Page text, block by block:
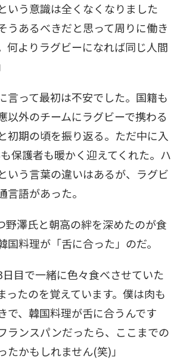
いう意識は全くなくなりました
うあるべきだと思って周りに働き
何よりラグビーになれば同じ人間
言って最初は不安でした。国籍も
以外のチームにラグビーで携わる
初期の頃を振り返る。ただ中に入
保護者も暖かく迎えてくれた。ハ
いう言葉の違いはあるが、ラグビ
言語があった。
野澤氏と朝高の絆を深めたのが食
国料理が「舌に合った」のだ。
日目で一緒に色々食べさせていた
ったのを覚えています。僕は肉も
で、韓国料理が舌に合うんです
ランスパンだったら、ここまでの
たかもしれません(笑)」